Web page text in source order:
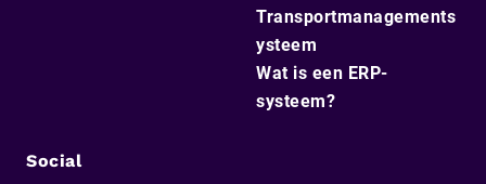
Transportmanagements
ysteem
Wat is een ERP-
systeem?
Social